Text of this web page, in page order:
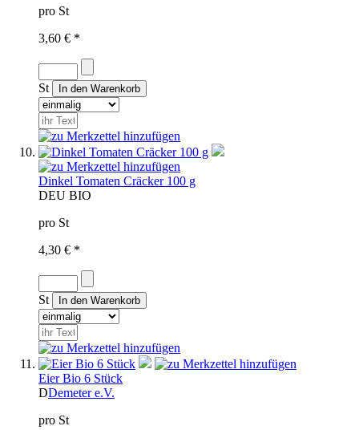
pro St
3,60 € *
St
Dinkel Tomaten Cräcker 100 g
DEU BIO
pro St
4,30 € *
St
Eier Bio 6 Stück
DDemeter e.V.
pro St